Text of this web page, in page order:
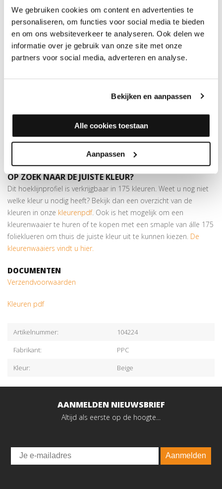
We gebruiken cookies om content en advertenties te
personaliseren, om functies voor social media te bieden
en om ons websiteverkeer te analyseren. Ook delen we
informatie over je gebruik van onze site met onze
partners voor social media, adverteren en analyse.
Bekijken en aanpassen
Alle cookies toestaan
Aanpassen
HOEKLIJNPROFIEL 10MM BETON GEPOLIJST NATUUR
#094
MEER INFORMATIE OVER DE HOEKLIJNPROFIELEN 10
wat betekent dit precies? Door het anodiseren ontstaat er een
aluminium. Dit profiel is geschikt voor het opvangen van
hoogteverschillen van maximaal 8 mm. Ook verkrijgbaar in 24,5 x
OP ZOEK NAAR DE JUISTE KLEUR?
Dit hoeklijnprofiel is verkrijgbaar in 175 kleuren. Weet u nog niet
welke kleur u nodig heeft? Bekijk dan een overzicht van de
kleuren in onze kleurenpdf. Ook is het mogelijk om een
kleurenwaaier te huren of te kopen met een smaple van álle 175
folieklueren om thuis de juiste kleur uit te kunnen kiezen. De
kleurenwaaiers vindt u hier.
DOCUMENTEN
Verzendvoorwaarden
Kleuren pdf
Artikelnummer:
104224
Fabrikant:
PPC
Kleur:
Beige
AANMELDEN NIEUWSBRIEF
Altijd als eerste op de hoogte...
Email
Aanmelden